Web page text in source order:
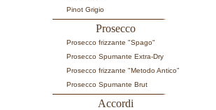
Pinot Grigio
Prosecco
Prosecco frizzante "Spago"
Prosecco Spumante Extra-Dry
Prosecco frizzante "Metodo Antico”
Prosecco Spumante Brut
Accordi